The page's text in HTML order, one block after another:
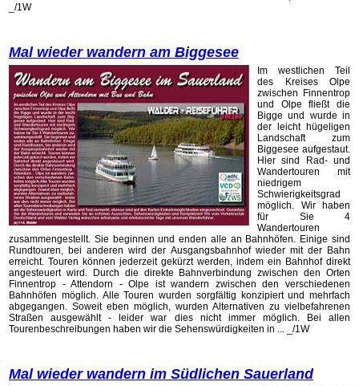
_/1W
Mal wieder wandern am Biggesee
Im westlichen Teil
des Kreises Olpe
zwischen Finnentrop
und Olpe fließt die
Bigge und wurde in
der leicht hügeligen
Landschaft zum
Biggesee aufgestaut.
Hier sind Rad- und
Wandertouren mit
niedrigem
Schwierigkeitsgrad
möglich. Wir haben
für Sie 4
Wandertouren
zusammengestellt. Sie beginnen und enden alle an Bahnhöfen. Einige sind
Rundtouren, bei anderen wird der Ausgangsbahnhof wieder mit der Bahn
erreicht. Touren können jederzeit gekürzt werden, indem ein Bahnhof direkt
angesteuert wird. Durch die direkte Bahnverbindung zwischen den Orten
Finnentrop - Attendorn - Olpe ist wandern zwischen den verschiedenen
Bahnhöfen möglich. Alle Touren wurden sorgfältig konzipiert und mehrfach
abgegangen. Soweit eben möglich, wurden Alternativen zu vielbefahrenen
Straßen ausgewählt - leider war dies nicht immer möglich. Bei allen
Tourenbeschreibungen haben wir die Sehenswürdigkeiten in ... _/1W
Mal wieder wandern im Südlichen Sauerland